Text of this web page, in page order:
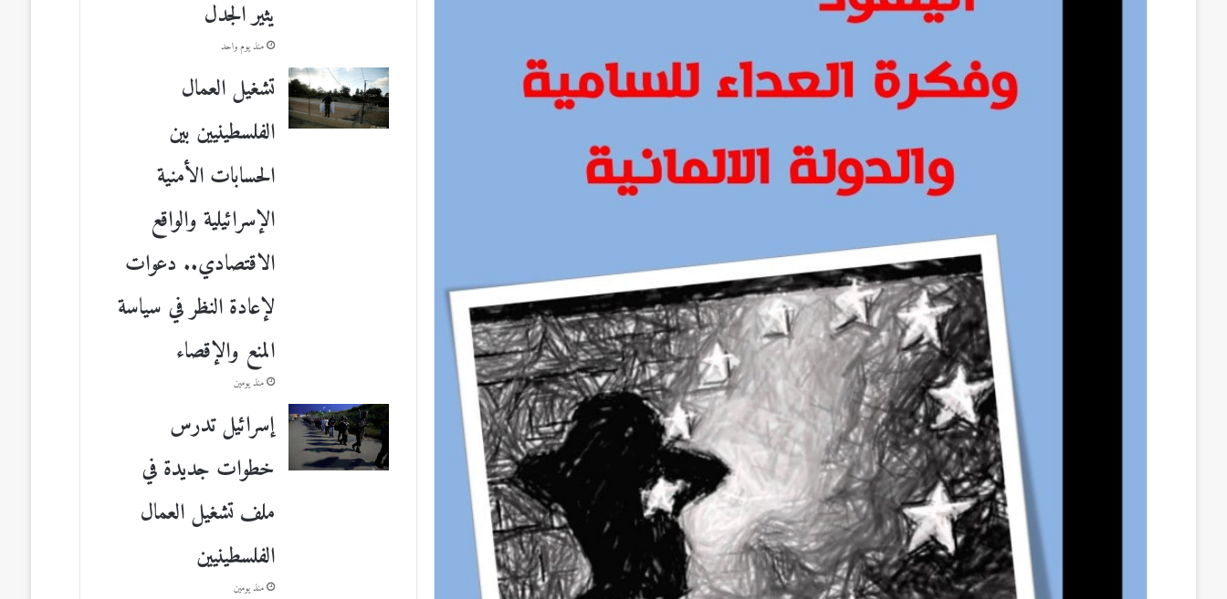
ن
l
r
ر
ي
س
ت
i
يثير الجدل
منذ يوم واحد
تشغيل العمال
الفلسطينيين بين
الحسابات الأمنية
الإسرائيلية والواقع
الاقتصادي.. دعوات
لإعادة النظر في سياسة
المنع والإقصاء
منذ يومين
إسرائيل تدرس
خطوات جديدة في
ملف تشغيل العمال
الفلسطينيين
منذ يومين